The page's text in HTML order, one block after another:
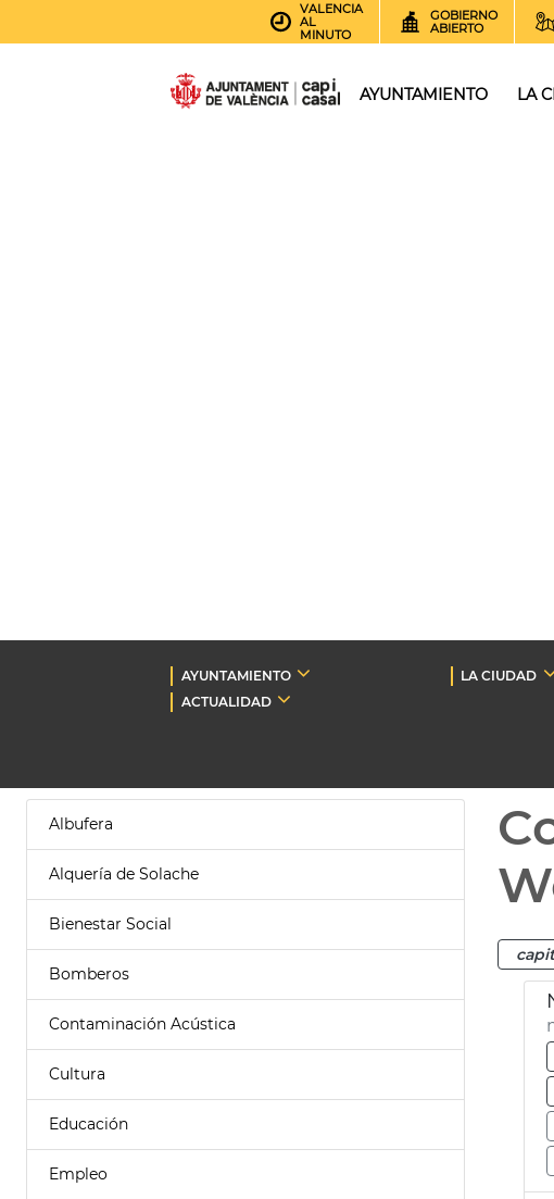
VALENCIA
AL
MINUTO
GOBIERNO
ABIERTO
AYUNTAMIENTO LA
AYUNTAMIENTO LA CIUDAD
ACTUALIDAD
Albufera
Alquería de Solache
Bienestar Social
Bomberos
Contaminación Acústica
Cultura
Educación
Empleo